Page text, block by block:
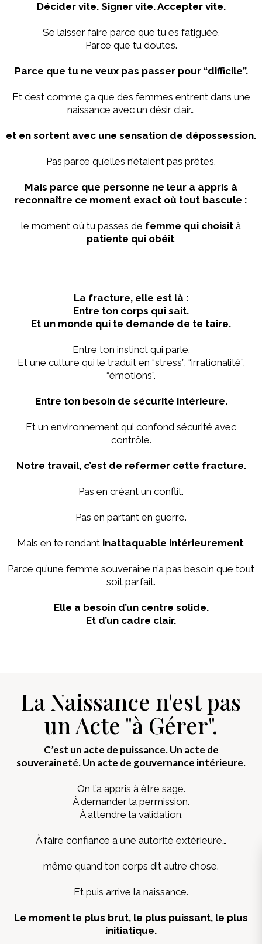
Décider vite. Signer vite. Accepter vite.
Se laisser faire parce que tu es fatiguée.
Parce que tu doutes.
Parce que tu ne veux pas passer pour “difficile”.
Et c’est comme ça que des femmes entrent dans une
naissance avec un désir clair…
et en sortent avec une sensation de dépossession.
Pas parce qu’elles n’étaient pas prêtes.
Mais parce que personne ne leur a appris à
reconnaître ce moment exact où tout bascule :
le moment où tu passes de femme qui choisit à
patiente qui obéit.
La fracture, elle est là :
Entre ton corps qui sait.
Et un monde qui te demande de te taire.
Entre ton instinct qui parle.
Et une culture qui le traduit en “stress”, “irrationalité”,
“émotions”.
Entre ton besoin de sécurité intérieure.
Et un environnement qui confond sécurité avec
contrôle.
Notre travail, c’est de refermer cette fracture.
Pas en créant un conflit.
Pas en partant en guerre.
Mais en te rendant inattaquable intérieurement.
Parce qu’une femme souveraine n’a pas besoin que tout
soit parfait.
Elle a besoin d’un centre solide.
Et d’un cadre clair.
La Naissance n'est pas
un Acte "à Gérer".
C’est un acte de puissance. Un acte de
souveraineté. Un acte de gouvernance intérieure.
On t’a appris à être sage.
À demander la permission.
À attendre la validation.
À faire confiance à une autorité extérieure…
même quand ton corps dit autre chose.
Et puis arrive la naissance.
Le moment le plus brut, le plus puissant, le plus
initiatique.